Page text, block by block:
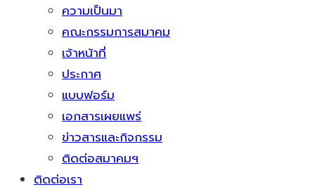
ความเป็นมา
คณะกรรมการสมาคม
เจ้าหน้าที่
ประกาศ
แบบฟอร์ม
เอกสารเผยแพร่
ข่าวสารและกิจกรรม
ติดต่อสมาคมฯ
ติดต่อเรา